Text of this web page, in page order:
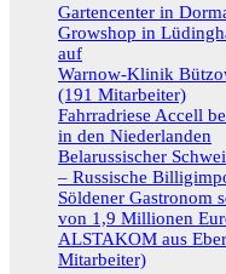
Gartencenter in
Growshop in
auf
Warnow-Klinik
(191 Mitarbeiter)
Fahrradriese Accell
in den Niederlanden
Belarussischer
– Russische
Söldener Gastronom
von 1,9 Millionen
ALSTAKOM aus
Mitarbeiter)